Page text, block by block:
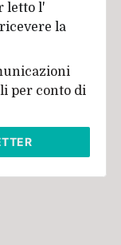
letto l'
la
per conto di